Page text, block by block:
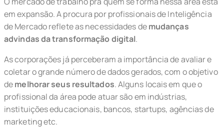
em expansão. A procura por profissionais de Inteligência
de Mercado reflete as necessidades demudanças
advindas da transformação digital.
As corporações já perceberam a importância de avaliar e
coletar o grande número de dados gerados, com o objetivo
demelhorar seus resultados. Alguns locais em que o
profissional da área pode atuar são em indústrias,
instituições educacionais, bancos, startups, agências de
marketing etc.